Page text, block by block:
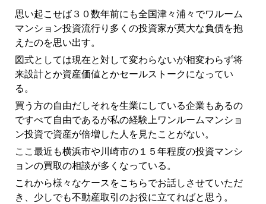
思い起こせば３０数年前にも全国津々浦々でワルーム
マンション投資流行り多くの投資家が莫大な負債を抱
えたのを思い出す。
図式としては現在と対して変わらないが相変わらず将
来設計とか資産価値とかセールストークになってい
る。
買う方の自由だしそれを生業にしている企業もあるの
ですべて自由であるが私の経験上ワンルームマンショ
ン投資で資産が倍増した人を見たことがない。
ここ最近も横浜市や川崎市の１５年程度の投資マンシ
ョンの買取の相談が多くなっている。
これから様々なケースをこちらでお話しさせていただ
き、少しでも不動産取引のお役に立てればと思う。